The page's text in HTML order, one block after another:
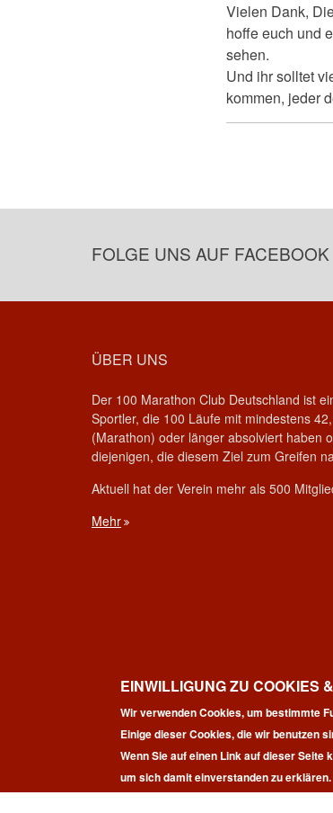
auf
Hallo
Torsten,
meinen…
von
Dietrich
Vielen Dank,
hoffe euch und
sehen.
Und ihr solltet
kommen, jeder
FOLGE UNS AUF FACEBOOK
ÜBER UNS
Der 100 Marathon Club Deutschland ist
Sportler, die 100 Läufe mit mindestens
(Marathon) oder länger absolviert haben
diejenigen, die diesem Ziel zum Greifen
Aktuell hat der Verein mehr als 500
Mehr
EINWILLIGUNG ZU COOKIES
Wir verwenden Cookies, um bestimmte
Einige dieser Cookies, die wir benutzen
Wenn Sie auf einen Link auf dieser Seite
um sich damit einverstanden zu erklären.